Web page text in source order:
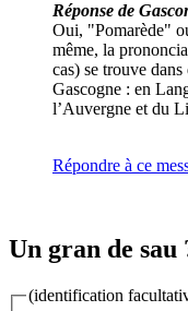
Réponse de
Oui, "Pomarède"
même, la
cas) se trouve
Gascogne : en
l’Auvergne et du
Répondre à ce
Un gran de sau
(identification